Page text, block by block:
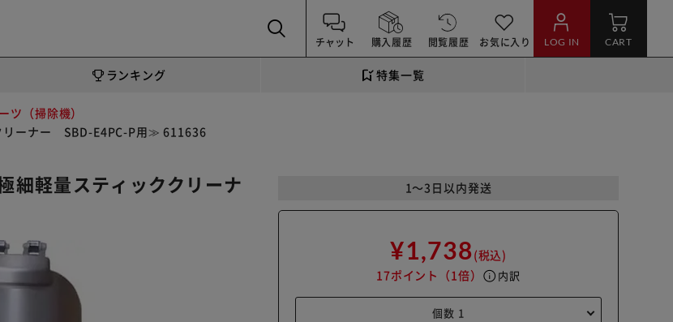
チャット 購入履歴 閲覧履歴 お気に入り LOG IN CART
ランキング 特集一覧
ツ（掃除機）
リーナー SBD-E4PC-P用≫ 611636
細軽量スティッククリーナ
1～3日以内発送
¥1,738(税込)
17ポイント （1倍） info 内訳